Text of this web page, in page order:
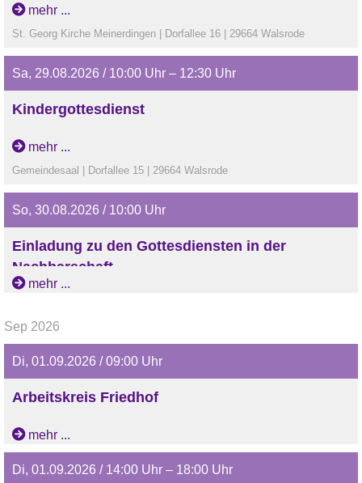
mehr ...
St. Georg Kirche Meinerdingen | Dorfallee 16 | 29664 Walsrode
Sa, 29.08.2026 / 10:00 Uhr – 12:30 Uhr
Kindergottesdienst
mit dem KiGo-Team
mehr ...
Gemeindesaal | Dorfallee 15 | 29664 Walsrode
So, 30.08.2026 / 10:00 Uhr
Einladung zu den Gottesdiensten in der
Nachbarschaft
mehr ...
Sep 2026
Di, 01.09.2026 / 09:00 Uhr
Arbeitskreis Friedhof
mehr ...
Di, 01.09.2026 / 14:00 Uhr – 18:00 Uhr